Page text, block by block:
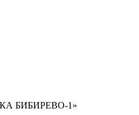
БИБИРЕВО-1»